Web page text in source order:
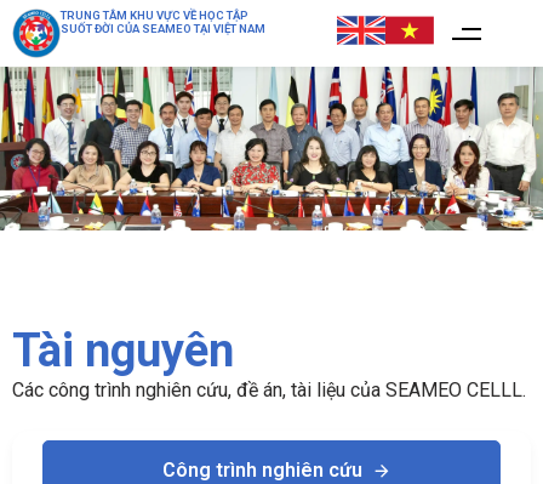
TRUNG TÂM KHU VỰC VỀ HỌC TẬP
SUỐT ĐỜI CỦA SEAMEO TẠI VIỆT NAM
Tài nguyên
Các công trình nghiên cứu, đề án, tài liệu của SEAMEO CELLL.
Công trình nghiên cứu